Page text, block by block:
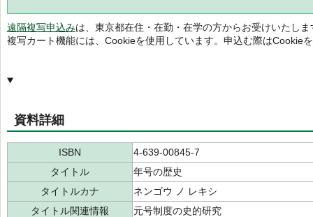
遠隔複写申込みは、東京都在住・在勤・在学の方からお受けいたしま
複写カート機能には、Cookieを使用しています。申込む際はCookie
資料詳細
ISBN
4-639-00845-7
タイトル
年号の歴史
タイトルカナ
ネンゴウ ノ レキシ
タイトル関連情報
元号制度の史的研究